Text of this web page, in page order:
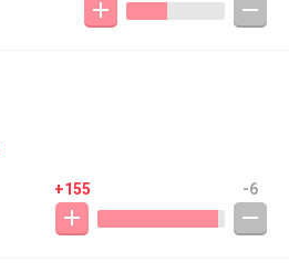
+155 -6